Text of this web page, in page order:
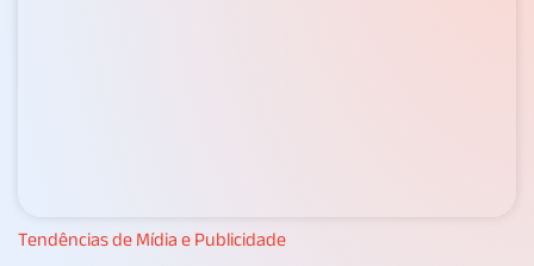
Tendências de Mídia e Publicidade